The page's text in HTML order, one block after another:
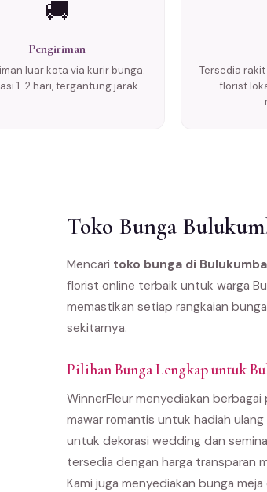
🚚
Pengiriman
luar kota via kurir bunga.
1-2 hari, tergantung jarak.
Tersedia
florist
Toko Bunga
Mencari toko bunga di Bulukumba
florist online terbaik untuk warga
memastikan setiap rangkaian
sekitarnya.
Pilihan Bunga Lengkap untuk
WinnerFleur menyediakan
mawar romantis untuk hadiah
untuk dekorasi wedding dan
tersedia dengan harga transparan
Kami juga menyediakan bunga